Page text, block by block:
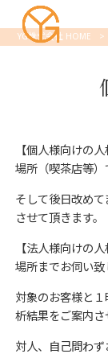
YG株式会社 HOME >
【個人様向けの
場所（喫茶店等）
そして後日改め
させて頂きます。
【法人様向けの
場所までお伺い致
対象のお客様と
析結果をご案内さ
対人、自己問わず